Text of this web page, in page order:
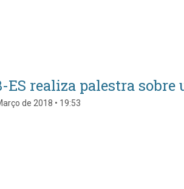
ES realiza palestra
de 2018 • 19:53